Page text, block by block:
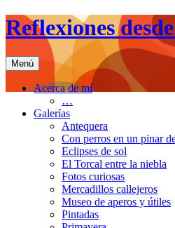
Saltar
al
Reflexiones
Menú
Acerca de mí
…
Galerías
Antequera
Con perros en un pinar
Eclipses de sol
El Torcal entre la niebla
Fotos curiosas
Mercadillos callejeros
Museo de aperos y útiles
Pintadas